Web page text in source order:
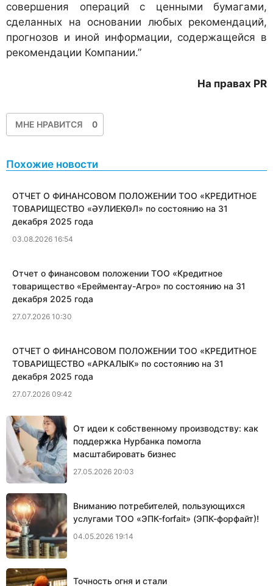
совершения операций с ценными бумагами,
сделанных на основании любых рекомендаций,
прогнозов и иной информации, содержащейся в
рекомендации Компании.”
На правах PR
МНЕ НРАВИТСЯ 0
Похожие новости
ОТЧЕТ О ФИНАНСОВОМ ПОЛОЖЕНИИ ТОО «КРЕДИТНОЕ
ТОВАРИЩЕСТВО «ӘУЛИЕКӨЛ» по состоянию на 31
декабря 2025 года
03.08.2026 16:54
Отчет о финансовом положении ТОО «Кредитное
товарищество «Ерейментау-Агро» по состоянию на 31
декабря 2025 года
27.07.2026 10:30
ОТЧЕТ О ФИНАНСОВОМ ПОЛОЖЕНИИ ТОО «КРЕДИТНОЕ
ТОВАРИЩЕСТВО «АРКАЛЫК» по состоянию на 31
декабря 2025 года
27.07.2026 09:42
От идеи к собственному производству: как
поддержка Нурбанка помогла
масштабировать бизнес
27.05.2026 20:03
Вниманию потребителей, пользующихся
услугами ТОО «ЭПК-forfait» (ЭПК-форфайт)!
04.05.2026 19:14
Точность огня и стали